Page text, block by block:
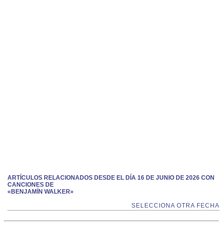
ARTÍCULOS RELACIONADOS DESDE EL DÍA 16 DE JUNIO DE 2026 CON
CANCIONES DE
«BENJAMÍN WALKER»
SELECCIONA OTRA FECHA